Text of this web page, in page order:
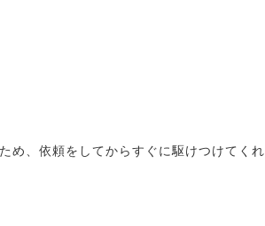
め、依頼をしてからすぐに駆けつけてくれ